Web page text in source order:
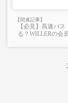
【必見】高速バ
る？WILLERの会